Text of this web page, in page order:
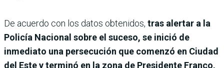
De acuerdo con los datos obtenidos, tras alertar a la
Policía Nacional sobre el suceso, se inició de
inmediato una persecución que comenzó en Ciudad
del Este y terminó en la zona de Presidente Franco,